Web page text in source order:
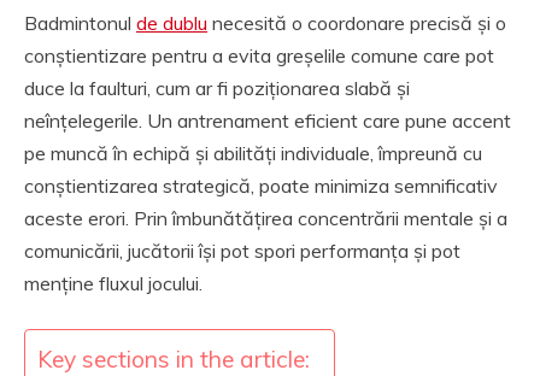
Badmintonul de dublu necesită o coordonare precisă și o
conștientizare pentru a evita greșelile comune care pot
duce la faulturi, cum ar fi poziționarea slabă și
neînțelegerile. Un antrenament eficient care pune accent
pe muncă în echipă și abilități individuale, împreună cu
conștientizarea strategică, poate minimiza semnificativ
aceste erori. Prin îmbunătățirea concentrării mentale și a
comunicării, jucătorii își pot spori performanța și pot
menține fluxul jocului.
Key sections in the article: